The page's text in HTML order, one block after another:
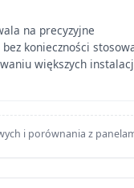
na precyzyjne
konieczności
większych
i porównania z